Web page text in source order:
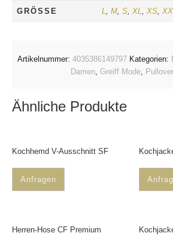
GRÖSSE L, M, S, XL, XS,
Artikelnummer: 4035386149797 Kategorien:
Damen, Greiff Mode, Pullover
Ähnliche Produkte
Kochhemd V-Ausschnitt SF
Anfragen
Herren-Hose CF Premium